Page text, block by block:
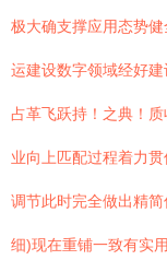
极大确支撑应用态势
运建设数字领域经好
占革飞跃持！之典！
业向上匹配过程着力
调节此时完全做出精
细)现在重铺一致有实